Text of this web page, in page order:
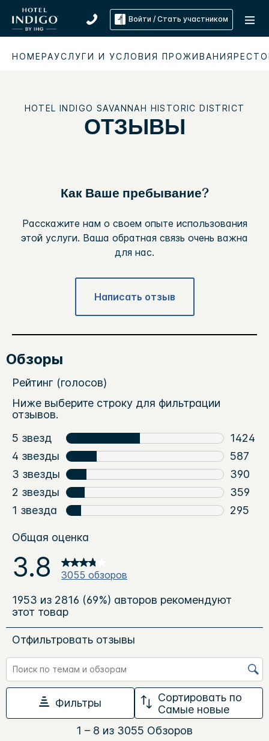
Войти / Стать участником
НОМЕРАУСЛУГИ И УСЛОВИЯ ПРОЖИВАНИЯ
HOTEL INDIGO SAVANNAH HISTORIC DISTRICT
ОТЗЫВЫ
Как Ваше пребывание?
Расскажите нам о своем опыте использования
этой услуги. Ваша обратная связь очень важна
для нас.
Написать отзыв